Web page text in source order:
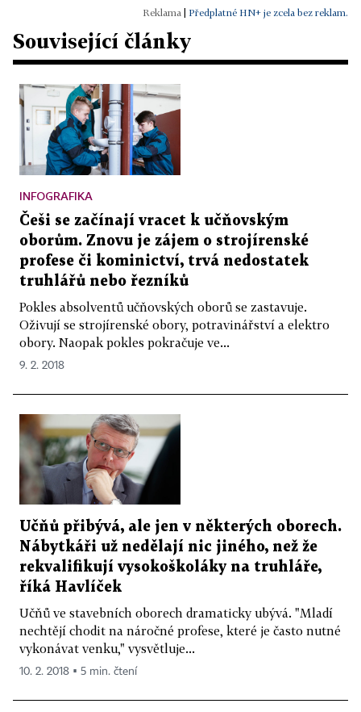
Předplatné HN+ je zcela bez reklam.
Související články
INFOGRAFIKA
Češi se začínají vracet k učňovským
oborům. Znovu je zájem o strojírenské
profese či kominictví, trvá nedostatek
truhlářů nebo řezníků
Pokles absolventů učňovských oborů se zastavuje.
Oživují se strojírenské obory, potravinářství a elektro
obory. Naopak pokles pokračuje ve...
9. 2. 2018
Učňů přibývá, ale jen v některých oborech.
Nábytkáři už nedělají nic jiného, než že
rekvalifikují vysokoškoláky na truhláře,
říká Havlíček
Učňů ve stavebních oborech dramaticky ubývá. "Mladí
nechtějí chodit na náročné profese, které je často nutné
vykonávat venku," vysvětluje...
10. 2. 2018 ▪ 5 min. čtení